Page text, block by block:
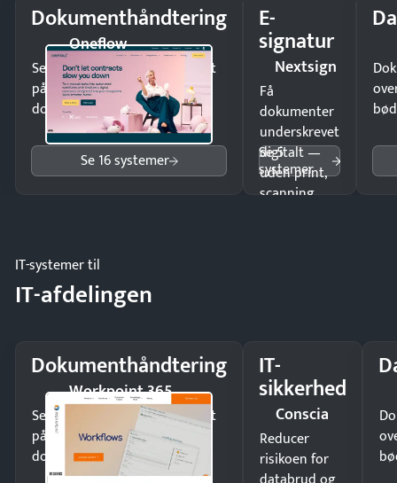
Dokumenthåndtering
Oneflow
Send kontrakter til underskrift
på minutter og mist ingen
dokumenter.
Se 16 systemer
E-
signatur
Nextsign
Få
dokumenter
underskrevet
digitalt —
uden print,
scanning
Se 5
systemer
IT-systemer til
IT-afdelingen
Dokumenthåndtering
Workpoint 365
Send kontrakter til underskrift
på minutter og mist ingen
dokumenter.
IT-
sikkerhed
Conscia
Reducer
risikoen for